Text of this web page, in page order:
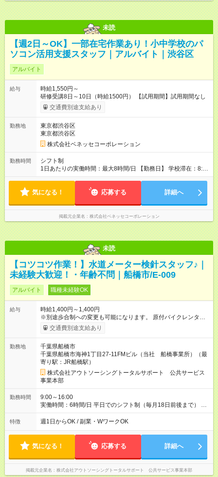
未読
【週2日～OK】一部在宅作業あり！小中学校のパ
ソコン活用支援スタッフ｜アルバイト｜渋谷区
アルバイト
給与
時給1,550円～
研修受講8日～10日（時給1500円） 【試用期間】試用期間なし
交通費別途支給あり
勤務地
東京都渋谷区
東京都渋谷区
株式会社ベネッセコーポレーション
勤務時間
シフト制
1日あたりの実働時間：最大8時間/日 【勤務日】 学校滞在：8:30
～17:30の間の実働7時間(うち休憩１時間) ＋ 在宅での事務作業1
成等1時間) ※勤務時間が8:30～の場合、朝8時半から学校で就業
OK！
気になる！ 応募する 詳細へ
掲載元企業名 株式会社ベネッセコーポレーション
未読
【コツコツ作業！】水道メーター検針スタッフ♪｜
未経験大歓迎！・年齢不問｜船橋市/E-009
アルバイト 職種未経験OK
給与
時給1,400円～1,400円
※別途歩合制への変更も可能になります。 原付バイクレンタル
可（1時間100円） 【試用期間】試用期間あり 試用期間の長さ：
2ヶ月 雇用形態、給与は本採用時と同じです。
交通費別途支給あり
勤務地
千葉県船橋市
千葉県船橋市海神1丁目27-11FMビル（当社 船橋事業所）（最
寄り駅：JR船橋駅）
株式会社アウトソーシングトータルサポート 公共サービス
事業本部
勤務時間
9:00～16:00
実働時間：6時間/日 平日でのシフト制（毎月18日前後まで） ※
時間変更など、1日6時間程度にて応相談可能
特徴 週1日からOK / 副業・WワークOK
気になる！ 応募する 詳細へ
掲載元企業名 株式会社アウトソーシングトータルサポート 公共サービス事業本部